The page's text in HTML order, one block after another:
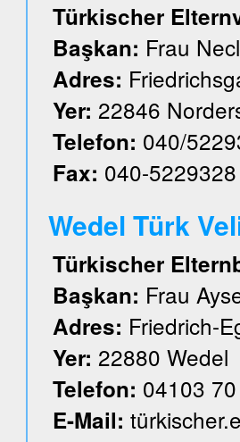
Türkischer
Başkan: Frau
Adres:
Yer: 22846
Telefon: 040/
Fax: 040-5229328
Wedel Türk
Türkischer
Başkan: Frau
Adres: Friedrich-
Yer: 22880 Wedel
Telefon: 04103
E-Mail: